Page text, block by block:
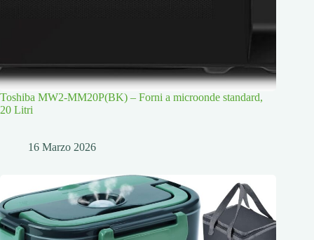
Toshiba MW2-MM20P(BK) – Forni a microonde standard,
20 Litri
16 Marzo 2026